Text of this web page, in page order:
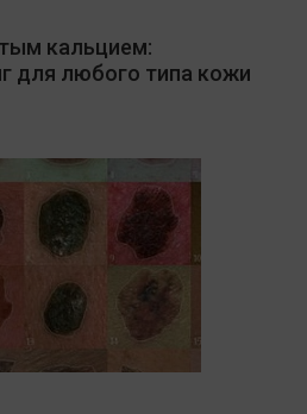
кальцием:
для любого типа кожи